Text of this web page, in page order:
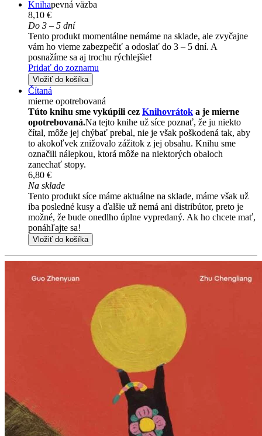
Knihapevná väzba
8,10 €
Do 3 – 5 dní
Tento produkt momentálne nemáme na sklade, ale zvyčajne
vám ho vieme zabezpečiť a odoslať do 3 – 5 dní. A
posnažíme sa aj trochu rýchlejšie!
Pridať do zoznamu
Vložiť do košíka
Čítaná
mierne opotrebovaná
Túto knihu sme vykúpili cez Knihovrátok a je mierne
opotrebovaná.Na tejto knihe už síce poznať, že ju niekto
čítal, môže jej chýbať prebal, nie je však poškodená tak, aby
to akokoľvek znižovalo zážitok z jej obsahu. Knihu sme
označili nálepkou, ktorá môže na niektorých obaloch
zanechať stopy.
6,80 €
Na sklade
Tento produkt síce máme aktuálne na sklade, máme však už
iba posledné kusy a ďalšie už nemá ani distribútor, preto je
možné, že bude onedlho úplne vypredaný. Ak ho chcete mať,
ponáhľajte sa!
Vložiť do košíka